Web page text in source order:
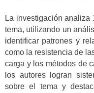
La investigación analiza
tema, utilizando un
identificar patrones y
como la resistencia de
carga y los métodos de
los autores logran
sobre el tema y